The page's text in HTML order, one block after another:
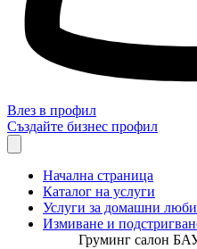
Влез в профил
Създайте бизнес профил
Начална страница
Каталог на услуги
Услуги за домашни
Измиване и
Груминг салон